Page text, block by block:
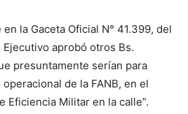
la Gaceta Oficial N° 41.399, del
Ejecutivo aprobó otros Bs.
presuntamente serían para
de la FANB, en el
Eficiencia Militar en la calle”.